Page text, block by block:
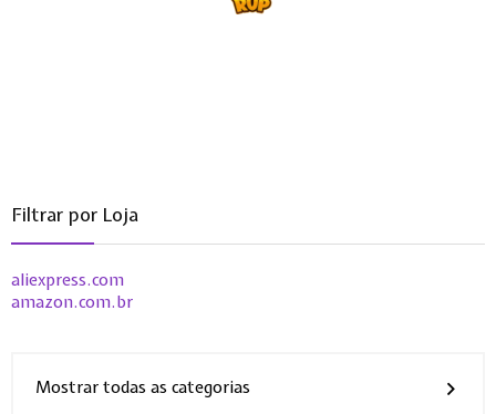
Filtrar por Loja
aliexpress.com
amazon.com.br
Mostrar todas as categorias